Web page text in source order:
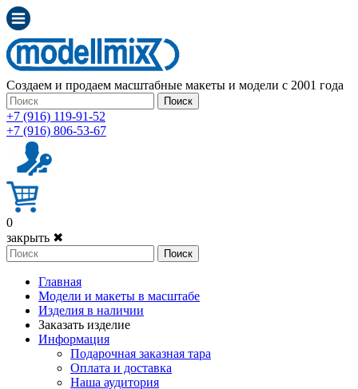
Создаем и продаем масштабные макеты и модели с 2001 года
Поиск
+7 (916) 119-91-52
+7 (916) 806-53-67
0
закрыть ✖
Поиск
Главная
Модели и макеты в масштабе
Изделия в наличии
Заказать изделие
Информация
Подарочная заказная тара
Оплата и доставка
Наша аудитория